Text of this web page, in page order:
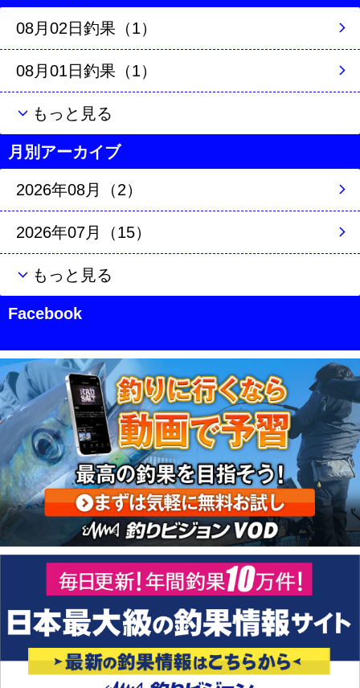
08月02日釣果（1）
08月01日釣果（1）
もっと見る
月別アーカイブ
2026年08月（2）
2026年07月（15）
もっと見る
Facebook